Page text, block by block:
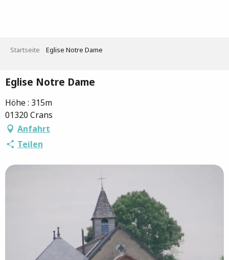
Startseite Eglise Notre Dame
Eglise Notre Dame
Höhe : 315m
01320 Crans
Anfahrt
Teilen